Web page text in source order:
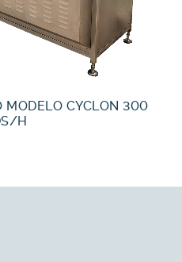
MODELO CYCLON 300
H